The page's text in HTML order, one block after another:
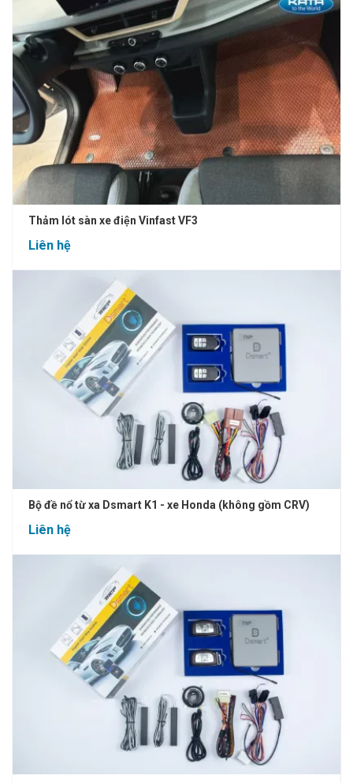
Thảm lót sàn xe điện Vinfast VF3
Liên hệ
Bộ đề nổ từ xa Dsmart K1 - xe Honda (không gồm CRV)
Liên hệ